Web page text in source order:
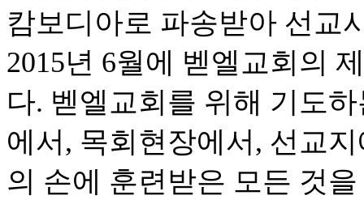
캄보디아로 파송받아 선교
2015년 6월에 벧엘교회의
다. 벧엘교회를 위해 기도
에서, 목회현장에서, 선교
의 손에 훈련받은 모든 것